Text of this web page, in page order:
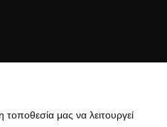
μας να λειτουργεί